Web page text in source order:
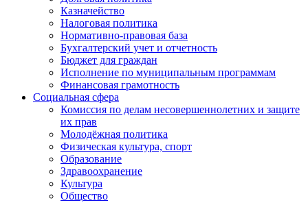
Казначейство
Налоговая политика
Нормативно-правовая база
Бухгалтерский учет и отчетность
Бюджет для граждан
Исполнение по муниципальным программам
Финансовая грамотность
Социальная сфера
Комиссия по делам несовершеннолетних и защите
их прав
Молодёжная политика
Физическая культура, спорт
Образование
Здравоохранение
Культура
Общество